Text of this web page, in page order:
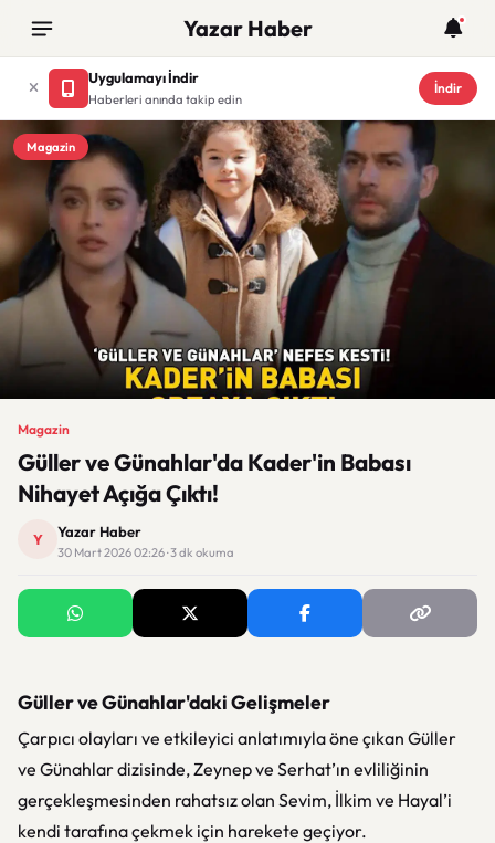
Yazar Haber
Uygulamayı İndir
Haberleri anında takip edin
İndir
Magazin
Magazin
Güller ve Günahlar'da Kader'in Babası
Nihayet Açığa Çıktı!
Y Yazar Haber
30 Mart 2026 02:26 · 3 dk okuma
Güller ve Günahlar'daki Gelişmeler
Çarpıcı olayları ve etkileyici anlatımıyla öne çıkan Güller
ve Günahlar dizisinde, Zeynep ve Serhat’ın evliliğinin
gerçekleşmesinden rahatsız olan Sevim, İlkim ve Hayal’i
kendi tarafına çekmek için harekete geçiyor.